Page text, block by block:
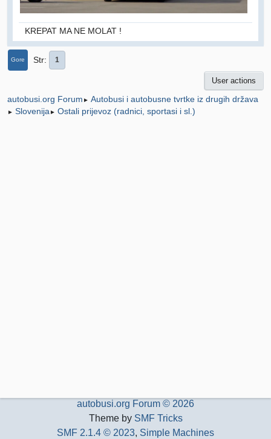
KREPAT MA NE MOLAT !
Gore Str 1
User actions
autobusi.org Forum ► Autobusi i autobusne tvrtke iz drugih država
► Slovenija ► Ostali prijevoz (radnici, sportasi i sl.)
autobusi.org Forum © 2026
Theme by SMF Tricks
SMF 2.1.4 © 2023, Simple Machines